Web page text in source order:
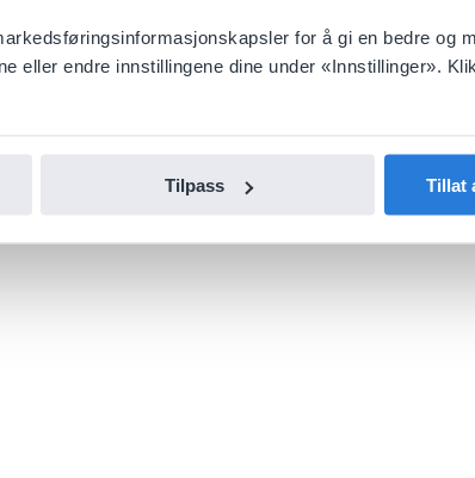
for å gi en bedre og
eller endre innstillingene dine under «Innstillinger».
Tilpass Tillat